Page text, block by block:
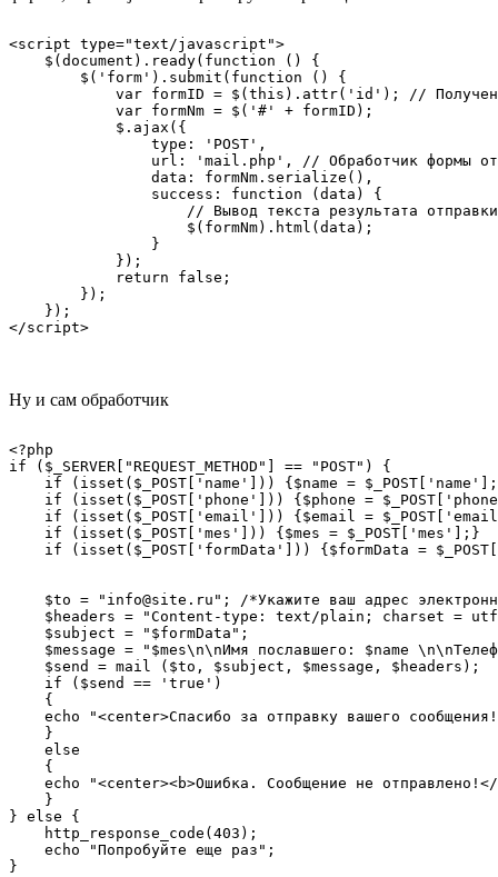
<script type="text/javascript">
    $(document).ready(function () {
        $('form').submit(function () {
var formID = $(this).attr('id'); //
            var formNm = $('#' + formID);
            $.ajax({
                type: 'POST',
url: 'mail.php', // Обработчик формы
                data: formNm.serialize(),
                success: function (data) {
// Вывод текста результата
                    $(formNm).html(data);
                }
            });
            return false;
        });
    });
Ну и сам обработчик
<?php
if ($_SERVER["REQUEST_METHOD"] == "POST") {
if (isset($_POST['name'])) {$name =
if (isset($_POST['phone'])) {$phone =
if (isset($_POST['email'])) {$email =
    if (isset($_POST['mes'])) {$mes = $_POST['mes'];}
if (isset($_POST['formData'])) {$formData =
$to = "info@site.ru"; /*Укажите ваш адрес
$headers = "Content-type: text/plain; charset =
    $subject = "$formData";
$message = "$mes\n\nИмя пославшего: $name
    $send = mail ($to, $subject, $message, $headers);
    if ($send == 'true')
    {
echo "<center>Спасибо за отправку вашего
    }
    else
    {
echo "<center><b>Ошибка. Сообщение не
    }
} else {
    http_response_code(403);
    echo "Попробуйте еще раз";
}